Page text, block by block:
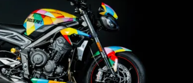
#JOHN ALFRED PRESTWICH
#MARLON BRANDO
#MOTO
#SUPER TÉNÉRÉ
#TRIUMPH
#TRIUMPH BONNEVILLE
#VELOCEMOTO